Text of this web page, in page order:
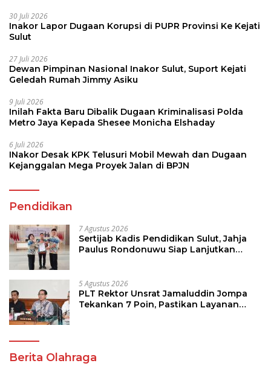
30 Juli 2026
Inakor Lapor Dugaan Korupsi di PUPR Provinsi Ke Kejati
Sulut
27 Juli 2026
Dewan Pimpinan Nasional Inakor Sulut, Suport Kejati
Geledah Rumah Jimmy Asiku
9 Juli 2026
Inilah Fakta Baru Dibalik Dugaan Kriminalisasi Polda
Metro Jaya Kepada Shesee Monicha Elshaday
6 Juli 2026
INakor Desak KPK Telusuri Mobil Mewah dan Dugaan
Kejanggalan Mega Proyek Jalan di BPJN
Pendidikan
7 Agustus 2026
Sertijab Kadis Pendidikan Sulut, Jahja
Paulus Rondonuwu Siap Lanjutkan
5 Agustus 2026
PLT Rektor Unsrat Jamaluddin Jompa
Tekankan 7 Poin, Pastikan Layanan
Berita Olahraga